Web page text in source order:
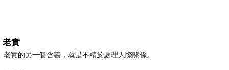
老實
老實的另一個含義，就是不精於處理人際關係。